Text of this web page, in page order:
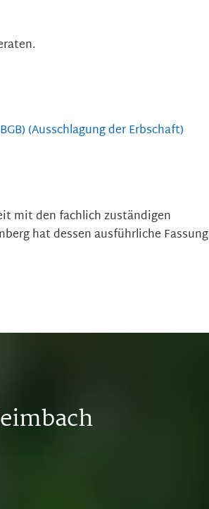
(Ausschlagung der Erbschaft)
mit den fachlich zuständigen
hat dessen ausführliche Fassung